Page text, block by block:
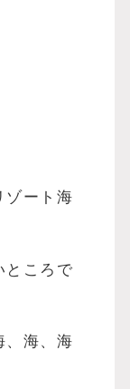
ゾート海
ところで
、海、海